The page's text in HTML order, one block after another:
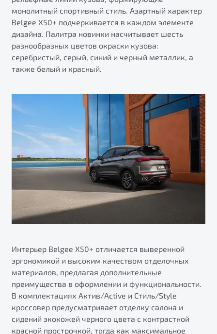
монолитный спортивный стиль. Азартный характер
Belgee X50+ подчеркивается в каждом элементе
дизайна. Палитра новинки насчитывает шесть
разнообразных цветов окраски кузова:
серебристый, серый, синий и черный металлик, а
также белый и красный.
Интерьер Belgee X50+ отличается выверенной
эргономикой и высоким качеством отделочных
материалов, предлагая дополнительные
преимущества в оформлении и функциональности.
В комплектациях Актив/Active и Стиль/Style
кроссовер предусматривает отделку салона и
сидений экокожей черного цвета с контрастной
красной прострочкой, тогда как максимальное